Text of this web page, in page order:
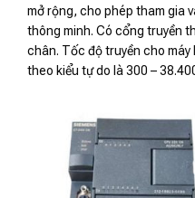
mở rộng, cho phép tham gia
thông minh. Có cổng truyền
chân. Tốc độ truyền cho máy
theo kiểu tự do là 300 –